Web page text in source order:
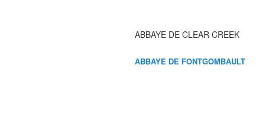
ABBAYE DE CLEAR CREEK
ABBAYE DE FONTGOMBAULT